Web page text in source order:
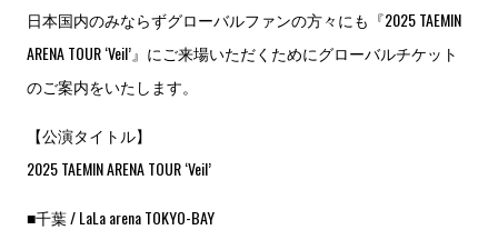
日本国内のみならずグローバルファンの方々にも『2025 TAEMIN
ARENA TOUR ‘Veil’』にご来場いただくためにグローバルチケット
のご案内をいたします。
【公演タイトル】
2025 TAEMIN ARENA TOUR ‘Veil’
■千葉 / LaLa arena TOKYO-BAY